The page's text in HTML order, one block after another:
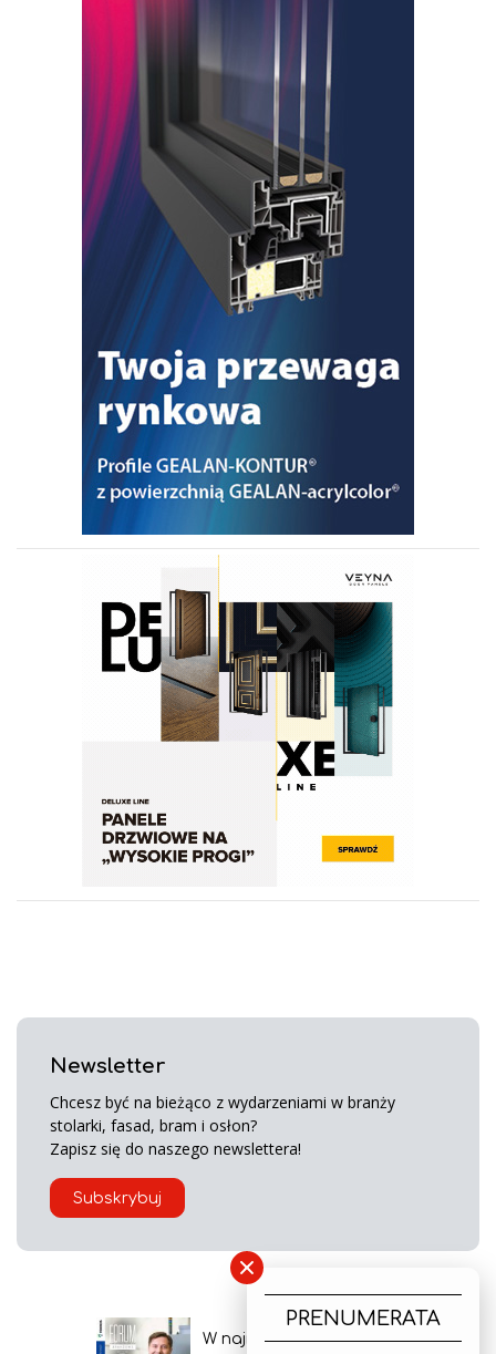
Newsletter
Chcesz być na bieżąco z wydarzeniami w branży
stolarki, fasad, bram i osłon?
Zapisz się do naszego newslettera!
Subskrybuj
W najnowszym wydaniu
×
PRENUMERATA